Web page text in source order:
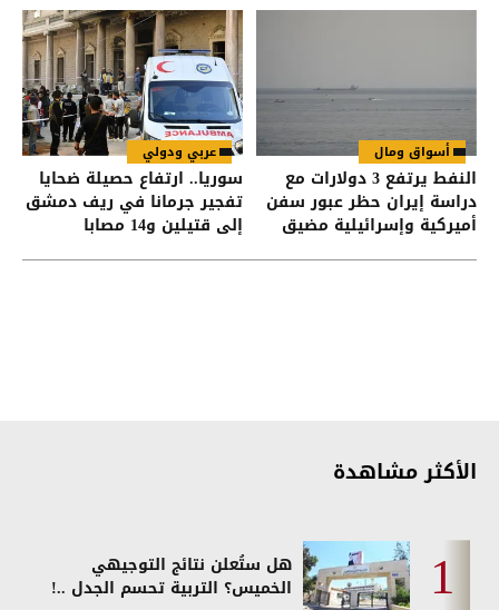
أسواق ومال
النفط يرتفع 3 دولارات مع
دراسة إيران حظر عبور سفن
أميركية وإسرائيلية مضيق
عربي ودولي
سوريا.. ارتفاع حصيلة ضحايا
تفجير جرمانا في ريف دمشق
إلى قتيلين و14 مصابا
الأكثر مشاهدة
هل ستُعلن نتائج التوجيهي
الخميس؟ التربية تحسم الجدل ..!